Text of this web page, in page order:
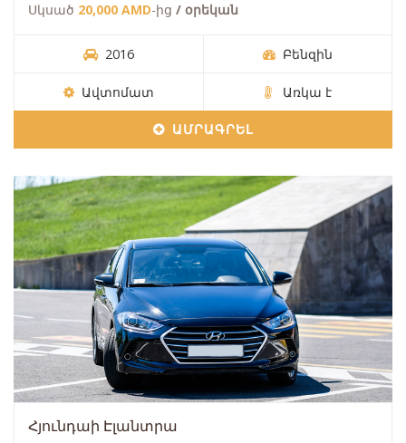
Սկսած 20,000 AMD-ից / օրեկան
2016 Բենզին
Ավտոմատ Առկա է
ԱՄՐԱԳՐԵԼ
Հյունդաի Էլանտրա